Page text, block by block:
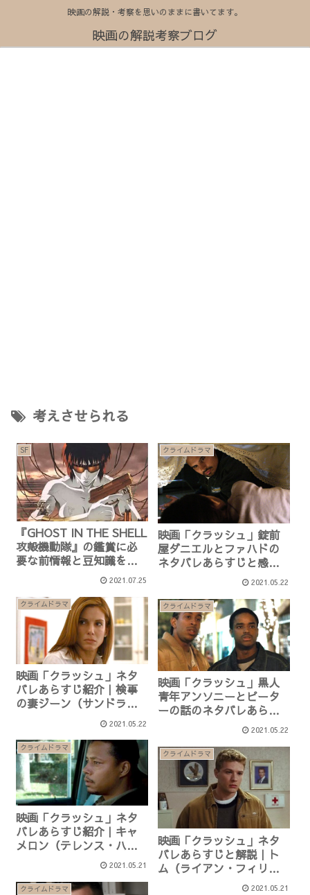
映画の解説・考察を思いのままに書いてます。
映画の解説考察ブログ
考えさせられる
SF
『GHOST IN THE SHELL
攻殻機動隊』の鑑賞に必
要な前情報と豆知識を解
2021.07.25
クライムドラマ
映画「クラッシュ」錠前
屋ダニエルとファハドの
ネタバレあらすじと感想
2021.05.22
クライムドラマ
映画「クラッシュ」ネタ
バレあらすじ紹介｜検事
の妻ジーン（サンドラ・
2021.05.22
クライムドラマ
映画「クラッシュ」黒人
青年アンソニーとピータ
ーの話のネタバレあらす
2021.05.22
クライムドラマ
映画「クラッシュ」ネタ
バレあらすじ紹介｜キャ
メロン（テレンス・ハワ
ード）の話と解説感想2021.05.21
クライムドラマ
映画「クラッシュ」ネタ
バレあらすじと解説｜ト
ム（ライアン・フィリッ
プ）はラストの後どうな
2021.05.21
クライムドラマ